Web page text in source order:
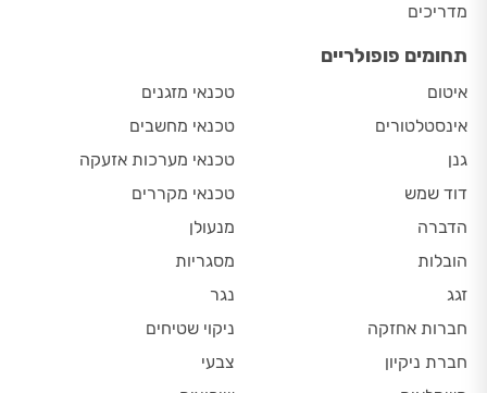
מדריכים
תחומים פופולריים
איטום
אינסטלטורים
גנן
דוד שמש
הדברה
הובלות
זגג
חברות אחזקה
חברת ניקיון
טכנאי מזגנים
טכנאי מחשבים
טכנאי מערכות אזעקה
טכנאי מקררים
מנעולן
מסגריות
נגר
ניקוי שטיחים
צבעי